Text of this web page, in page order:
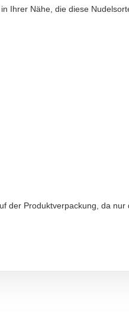
nur diese sind verbindlich.
Ihrer Nähe, die diese
der Produktverpackung, da nur